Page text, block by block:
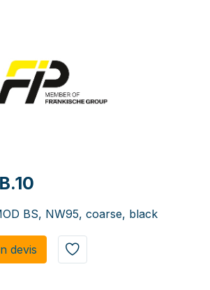
BS, NW95, coarse, black
de​​vis​​